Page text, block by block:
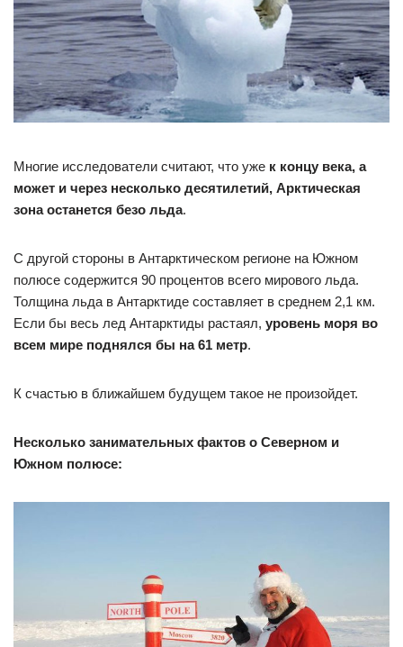
Многие исследователи считают, что уже к концу века, а
может и через несколько десятилетий, Арктическая
зона останется безо льда.
С другой стороны в Антарктическом регионе на Южном
полюсе содержится 90 процентов всего мирового льда.
Толщина льда в Антарктиде составляет в среднем 2,1 км.
Если бы весь лед Антарктиды растаял, уровень моря во
всем мире поднялся бы на 61 метр.
К счастью в ближайшем будущем такое не произойдет.
Несколько занимательных фактов о Северном и
Южном полюсе: